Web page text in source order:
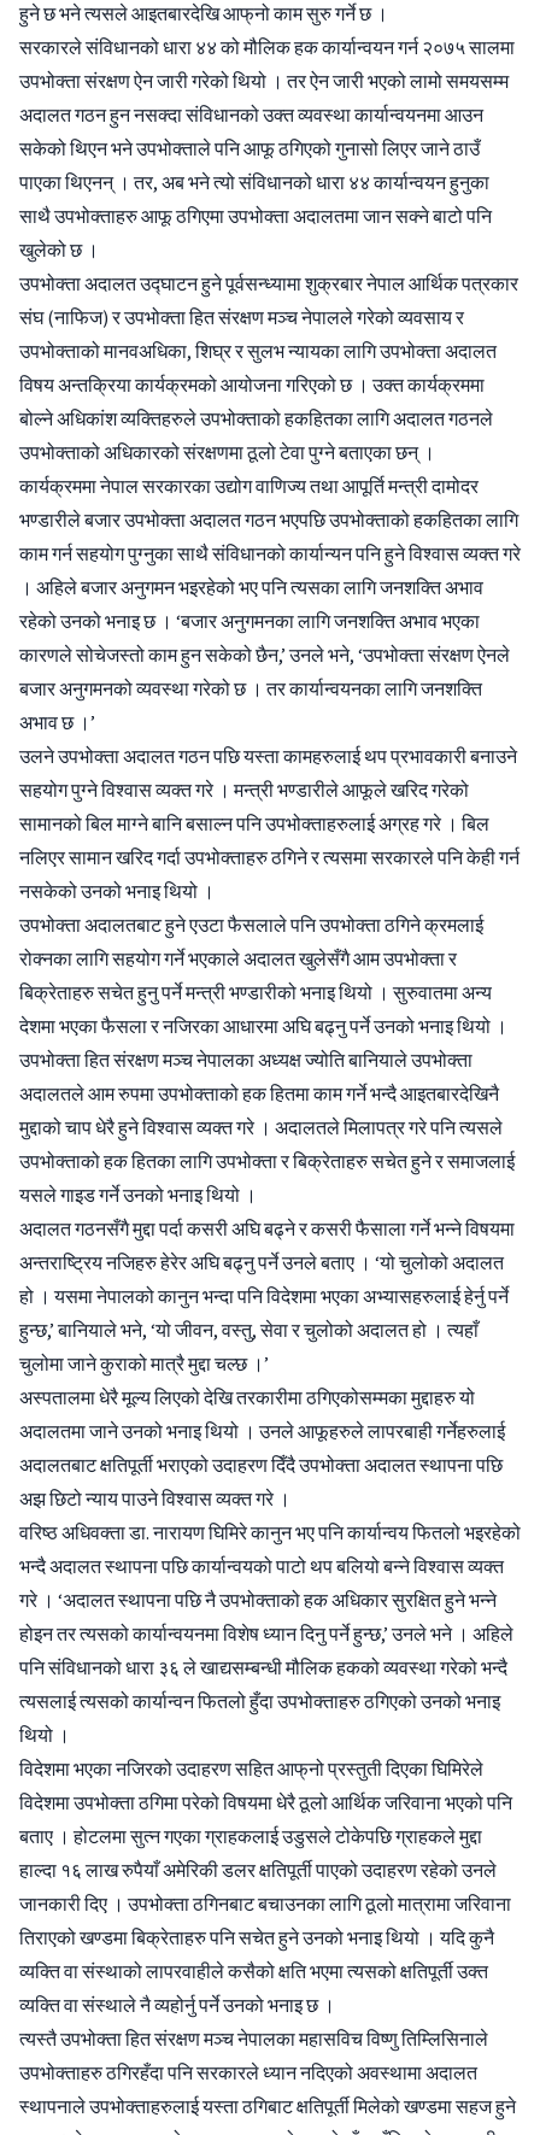
हुने छ भने त्यसले आइतबारदेखि आफ्‌नो काम सुरु गर्ने छ ।
सरकारले संविधानको धारा ४४ को मौलिक हक कार्यान्वयन गर्न २०७५ सालमा
उपभोक्ता संरक्षण ऐन जारी गरेको थियो । तर ऐन जारी भएको लामो समयसम्म
अदालत गठन हुन नसक्दा संविधानको उक्त व्यवस्था कार्यान्वयनमा आउन
सकेको थिएन भने उपभोक्ताले पनि आफू ठगिएको गुनासो लिएर जाने ठाउँ
पाएका थिएनन् । तर, अब भने त्यो संविधानको धारा ४४ कार्यान्वयन हुनुका
साथै उपभोक्ताहरु आफू ठगिएमा उपभोक्ता अदालतमा जान सक्ने बाटो पनि
खुलेको छ ।
उपभोक्ता अदालत उद्घाटन हुने पूर्वसन्ध्यामा शुक्रबार नेपाल आर्थिक पत्रकार
संघ (नाफिज) र उपभोक्ता हित संरक्षण मञ्च नेपालले गरेको व्यवसाय र
उपभोक्ताको मानवअधिका, शिघ्र र सुलभ न्यायका लागि उपभोक्ता अदालत
विषय अन्तक्रिया कार्यक्रमको आयोजना गरिएको छ । उक्त कार्यक्रममा
बोल्ने अधिकांश व्यक्तिहरुले उपभोक्ताको हकहितका लागि अदालत गठनले
उपभोक्ताको अधिकारको संरक्षणमा ठूलो टेवा पुग्ने बताएका छन् ।
कार्यक्रममा नेपाल सरकारका उद्योग वाणिज्य तथा आपूर्ति मन्त्री दामोदर
भण्डारीले बजार उपभोक्ता अदालत गठन भएपछि उपभोक्ताको हकहितका लागि
काम गर्न सहयोग पुग्नुका साथै संविधानको कार्यान्यन पनि हुने विश्वास व्यक्त गरे
। अहिले बजार अनुगमन भइरहेको भए पनि त्यसका लागि जनशक्ति अभाव
रहेको उनको भनाइ छ । ‘बजार अनुगमनका लागि जनशक्ति अभाव भएका
कारणले सोचेजस्तो काम हुन सकेको छैन,’ उनले भने, ‘उपभोक्ता संरक्षण ऐनले
बजार अनुगमनको व्यवस्था गरेको छ । तर कार्यान्वयनका लागि जनशक्ति
अभाव छ ।’
उलने उपभोक्ता अदालत गठन पछि यस्ता कामहरुलाई थप प्रभावकारी बनाउने
सहयोग पुग्ने विश्वास व्यक्त गरे । मन्त्री भण्डारीले आफूले खरिद गरेको
सामानको बिल माग्ने बानि बसाल्न पनि उपभोक्ताहरुलाई अग्रह गरे । बिल
नलिएर सामान खरिद गर्दा उपभोक्ताहरु ठगिने र त्यसमा सरकारले पनि केही गर्न
नसकेको उनको भनाइ थियो ।
उपभोक्ता अदालतबाट हुने एउटा फैसलाले पनि उपभोक्ता ठगिने क्रमलाई
रोक्नका लागि सहयोग गर्ने भएकाले अदालत खुलेसँगै आम उपभोक्ता र
बिक्रेताहरु सचेत हुनु पर्ने मन्त्री भण्डारीको भनाइ थियो । सुरुवातमा अन्य
देशमा भएका फैसला र नजिरका आधारमा अघि बढ्नु पर्ने उनको भनाइ थियो ।
उपभोक्ता हित संरक्षण मञ्च नेपालका अध्यक्ष ज्योति बानियाले उपभोक्ता
अदालतले आम रुपमा उपभोक्ताको हक हितमा काम गर्ने भन्दै आइतबारदेखिनै
मुद्दाको चाप धेरै हुने विश्वास व्यक्त गरे । अदालतले मिलापत्र गरे पनि त्यसले
उपभोक्ताको हक हितका लागि उपभोक्ता र बिक्रेताहरु सचेत हुने र समाजलाई
यसले गाइड गर्ने उनको भनाइ थियो ।
अदालत गठनसँगै मुद्दा पर्दा कसरी अघि बढ्ने र कसरी फैसाला गर्ने भन्ने विषयमा
अन्तराष्ट्रिय नजिहरु हेरेर अघि बढ्नु पर्ने उनले बताए । ‘यो चुलोको अदालत
हो । यसमा नेपालको कानुन भन्दा पनि विदेशमा भएका अभ्यासहरुलाई हेर्नु पर्ने
हुन्छ,’ बानियाले भने, ‘यो जीवन, वस्तु, सेवा र चुलोको अदालत हो । त्यहाँ
चुलोमा जाने कुराको मात्रै मुद्दा चल्छ ।’
अस्पतालमा धेरै मूल्य लिएको देखि तरकारीमा ठगिएकोसम्मका मुद्दाहरु यो
अदालतमा जाने उनको भनाइ थियो । उनले आफूहरुले लापरबाही गर्नेहरुलाई
अदालतबाट क्षतिपूर्ती भराएको उदाहरण दिँदै उपभोक्ता अदालत स्थापना पछि
अझ छिटो न्याय पाउने विश्वास व्यक्त गरे ।
वरिष्ठ अधिवक्ता डा. नारायण घिमिरे कानुन भए पनि कार्यान्वय फितलो भइरहेको
भन्दै अदालत स्थापना पछि कार्यान्वयको पाटो थप बलियो बन्ने विश्वास व्यक्त
गरे । ‘अदालत स्थापना पछि नै उपभोक्ताको हक अधिकार सुरक्षित हुने भन्ने
होइन तर त्यसको कार्यान्वयनमा विशेष ध्यान दिनु पर्ने हुन्छ,’ उनले भने । अहिले
पनि संविधानको धारा ३६ ले खाद्यसम्बन्धी मौलिक हकको व्यवस्था गरेको भन्दै
त्यसलाई त्यसको कार्यान्वन फितलो हुँदा उपभोक्ताहरु ठगिएको उनको भनाइ
थियो ।
विदेशमा भएका नजिरको उदाहरण सहित आफ्‌नो प्रस्तुती दिएका घिमिरेले
विदेशमा उपभोक्ता ठगिमा परेको विषयमा धेरै ठूलो आर्थिक जरिवाना भएको पनि
बताए । होटलमा सुत्न गएका ग्राहकलाई उडुसले टोकेपछि ग्राहकले मुद्दा
हाल्दा १६ लाख रुपैयाँ अमेरिकी डलर क्षतिपूर्ती पाएको उदाहरण रहेको उनले
जानकारी दिए । उपभोक्ता ठगिनबाट बचाउनका लागि ठूलो मात्रामा जरिवाना
तिराएको खण्डमा बिक्रेताहरु पनि सचेत हुने उनको भनाइ थियो । यदि कुनै
व्यक्ति वा संस्थाको लापरवाहीले कसैको क्षति भएमा त्यसको क्षतिपूर्ती उक्त
व्यक्ति वा संस्थाले नै व्यहोर्नु पर्ने उनको भनाइ छ ।
त्यस्तै उपभोक्ता हित संरक्षण मञ्च नेपालका महासविच विष्णु तिम्लिसिनाले
उपभोक्ताहरु ठगिरहँदा पनि सरकारले ध्यान नदिएको अवस्थामा अदालत
स्थापनाले उपभोक्ताहरुलाई यस्ता ठगिबाट क्षतिपूर्ती मिलेको खण्डमा सहज हुने